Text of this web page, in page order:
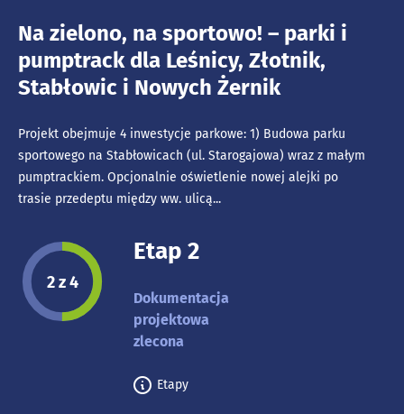
Na zielono, na sportowo! – parki i
pumptrack dla Leśnicy, Złotnik,
Stabłowic i Nowych Żernik
Projekt obejmuje 4 inwestycje parkowe: 1) Budowa parku
sportowego na Stabłowicach (ul. Starogajowa) wraz z małym
pumptrackiem. Opcjonalnie oświetlenie nowej alejki po
trasie przedeptu między ww. ulicą...
Etap projektu:
2 z 4
Etap 2
Dokumentacja
projektowa
zlecona
Etapy